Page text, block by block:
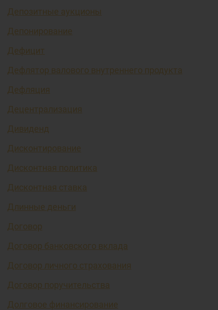
Депозитные аукционы
Депонирование
Дефицит
Дефлятор валового внутреннего продукта
Дефляция
Децентрализация
Дивиденд
Дисконтирование
Дисконтная политика
Дисконтная ставка
Длинные деньги
Договор
Договор банковского вклада
Договор личного страхования
Договор поручительства
Долговое финансирование